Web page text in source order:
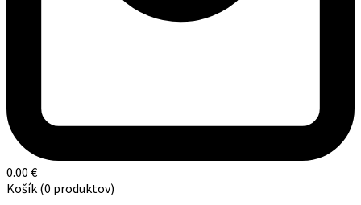
0.00 €
Košík (0 produktov)